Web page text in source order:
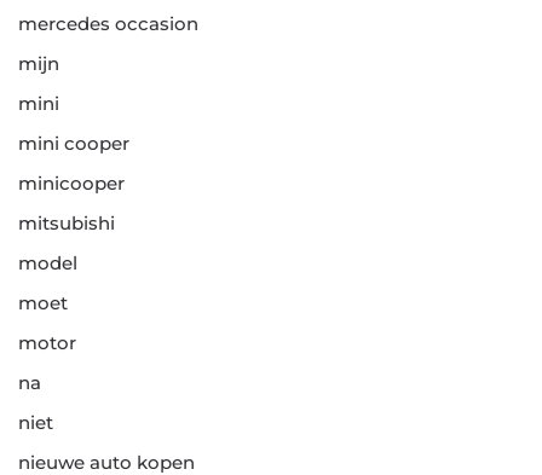
mercedes occasion
mijn
mini
mini cooper
minicooper
mitsubishi
model
moet
motor
na
niet
nieuwe auto kopen